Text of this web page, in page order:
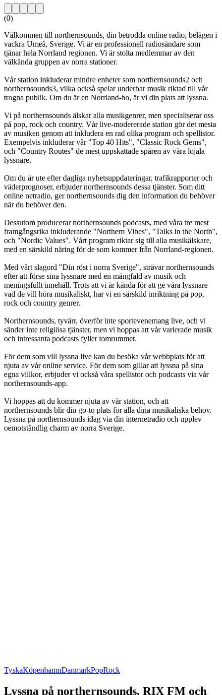
(0)
Välkommen till northernsounds, din betrodda online radio, belägen i
vackra Umeå, Sverige. Vi är en professionell radiosändare som
tjänar hela Norrland regionen. Vi är stolta medlemmar av den
välkända gruppen av norra stationer.
Vår station inkluderar mindre enheter som northernsounds2 och
northernsounds3, vilka också spelar underbar musik riktad till vår
trogna publik. Om du är en Norrland-bo, är vi din plats att lyssna.
Vi på northernsounds älskar alla musikgenrer, men specialiserar oss
på pop, rock och country. Vår live-modererade station gör det mesta
av musiken genom att inkludera en rad olika program och spellistor.
Exempelvis inkluderar vår "Top 40 Hits", "Classic Rock Gems",
och "Country Routes" de mest uppskattade spåren av våra lojala
lyssnare.
Om du är ute efter dagliga nyhetsuppdateringar, trafikrapporter och
väderprognoser, erbjuder northernsounds dessa tjänster. Som ditt
online netradio, ger northernsounds dig den information du behöver
när du behöver den.
Dessutom producerar northernsounds podcasts, med våra tre mest
framgångsrika inkluderande "Northern Vibes", "Talks in the North",
och "Nordic Values". Vårt program riktar sig till alla musikälskare,
med en särskild näring för de som kommer från Norrland-regionen.
Med vårt slagord "Din röst i norra Sverige", strävar northernsounds
efter att förse sina lyssnare med en mångfald av musik och
meningsfullt innehåll. Trots att vi är kända för att ge våra lyssnare
vad de vill höra musikaliskt, har vi en särskild inriktning på pop,
rock och country genrer.
Northernsounds, tyvärr, överför inte sportevenemang live, och vi
sänder inte religiösa tjänster, men vi hoppas att vår varierade musik
och intressanta podcasts fyller tomrummet.
För dem som vill lyssna live kan du besöka vår webbplats för att
njuta av vår online service. För dem som gillar att lyssna på sina
egna villkor, erbjuder vi också våra spellistor och podcasts via vår
northernsounds-app.
Vi hoppas att du kommer njuta av vår station, och att
northernsounds blir din go-to plats för alla dina musikaliska behov.
Lyssna på northernsounds idag via din internetradio och upplev
oemotståndlig charm av norra Sverige.
TyskaKöpenhamnDanmarkPopRock
Lyssna på northernsounds, RIX FM och